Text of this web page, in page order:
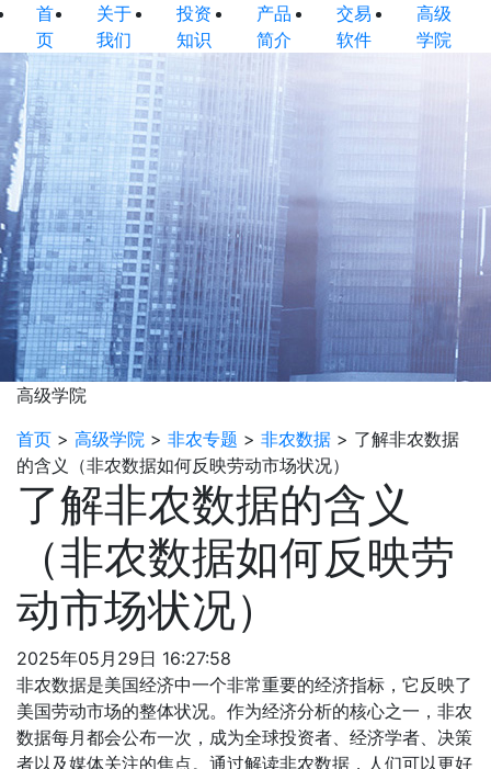
首
页
关于
我们
投资
知识
产品
简介
交易
软件
高级
学院
高级学院
首页 > 高级学院 > 非农专题 > 非农数据 > 了解非农数据
的含义（非农数据如何反映劳动市场状况）
了解非农数据的含义
（非农数据如何反映劳
动市场状况）
2025年05月29日 16:27:58
非农数据是美国经济中一个非常重要的经济指标，它反映了
美国劳动市场的整体状况。作为经济分析的核心之一，非农
数据每月都会公布一次，成为全球投资者、经济学者、决策
者以及媒体关注的焦点。通过解读非农数据，人们可以更好